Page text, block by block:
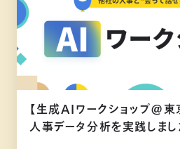
【生成AIワークショップ@
人事データ分析を実践しま